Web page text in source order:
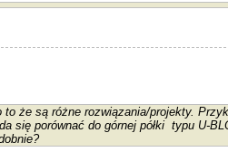
że są różne rozwiązania/projekty.
się porównać do górnej półki typu U-